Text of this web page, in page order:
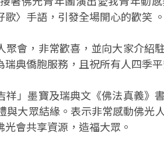
〉手語，引發全場開心的歡笑 。
會，非常歡喜，並向大家介紹
典僑胞服務，且祝所有人四季平
祥」墨寶及瑞典文《佛法真義》
與大眾結緣。表示非常感動佛光
會共享資源，造福大眾。